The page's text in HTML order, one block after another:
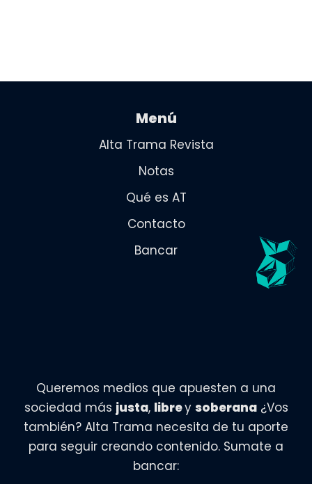
Menú
Alta Trama Revista
Notas
Qué es AT
Contacto
Bancar
Queremos medios que apuesten a una
sociedad más justa, librey soberana¿Vos
también? Alta Trama necesita de tu aporte
para seguir creando contenido. Sumate a
bancar: